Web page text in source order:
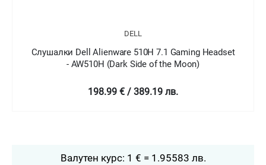
Dell Alienware 510H 7.1 Gaming Headset
- AW510H (Dark Side of the Moon)
198.99 € / 389.19 лв.
Валутен курс: 1 € = 1.95583 лв.